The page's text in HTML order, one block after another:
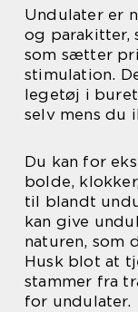
Undulater er
og parakitter,
som sætter
stimulation.
legetøj i
selv mens du
Du kan for
bolde,
til blandt
kan give
naturen, som
Husk blot at
stammer fra
for undulater.